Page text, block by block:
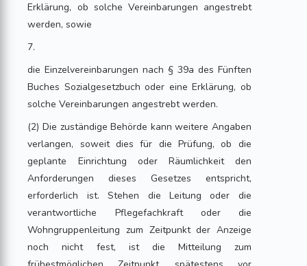
Erklärung, ob solche Vereinbarungen angestrebt
werden, sowie
7.
die Einzelvereinbarungen nach § 39a des Fünften
Buches Sozialgesetzbuch oder eine Erklärung, ob
solche Vereinbarungen angestrebt werden.
(2) Die zuständige Behörde kann weitere Angaben
verlangen, soweit dies für die Prüfung, ob die
geplante Einrichtung oder Räumlichkeit den
Anforderungen dieses Gesetzes entspricht,
erforderlich ist. Stehen die Leitung oder die
verantwortliche Pflegefachkraft oder die
Wohngruppenleitung zum Zeitpunkt der Anzeige
noch nicht fest, ist die Mitteilung zum